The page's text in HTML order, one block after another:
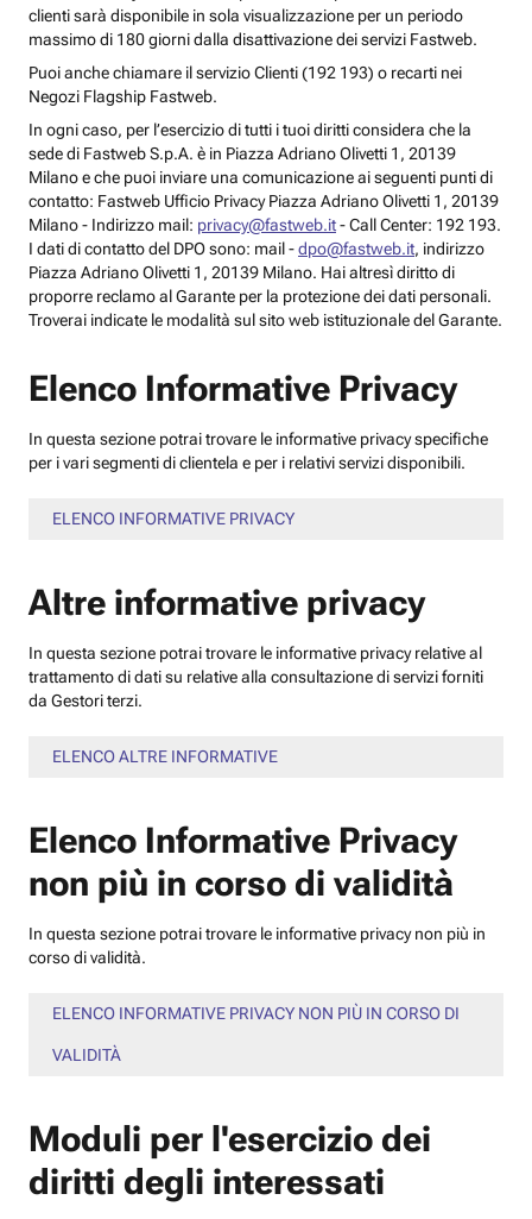
clienti sarà disponibile in sola visualizzazione per un periodo
massimo di 180 giorni dalla disattivazione dei servizi Fastweb.
Puoi anche chiamare il servizio Clienti (192 193) o recarti nei
Negozi Flagship Fastweb.
In ogni caso, per l’esercizio di tutti i tuoi diritti considera che la
sede di Fastweb S.p.A. è in Piazza Adriano Olivetti 1, 20139
Milano e che puoi inviare una comunicazione ai seguenti punti di
contatto: Fastweb Ufficio Privacy Piazza Adriano Olivetti 1, 20139
Milano - Indirizzo mail: privacy@fastweb.it- Call Center: 192 193.
I dati di contatto del DPO sono: mail -dpo@fastweb.it, indirizzo
Piazza Adriano Olivetti 1, 20139 Milano. Hai altresì diritto di
proporre reclamo al Garante per la protezione dei dati personali.
Troverai indicate le modalità sul sito web istituzionale del Garante.
Elenco Informative Privacy
In questa sezione potrai trovare le informative privacy specifiche
per i vari segmenti di clientela e per i relativi servizi disponibili.
ELENCO INFORMATIVE PRIVACY
Altre informative privacy
In questa sezione potrai trovare le informative privacy relative al
trattamento di dati su relative alla consultazione di servizi forniti
da Gestori terzi.
ELENCO ALTRE INFORMATIVE
Elenco Informative Privacy
non più in corso di validità
In questa sezione potrai trovare le informative privacy non più in
corso di validità.
ELENCO INFORMATIVE PRIVACY NON PIÙ IN CORSO DI
VALIDITÀ
Moduli per l'esercizio dei
diritti degli interessati